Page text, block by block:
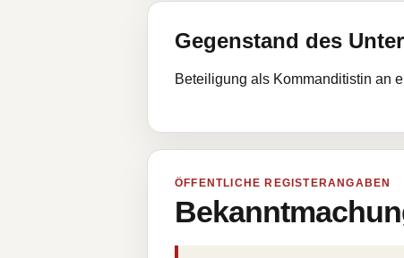
Gegenstand des
Beteiligung als Kommanditistin an
ÖFFENTLICHE REGISTERANGABEN